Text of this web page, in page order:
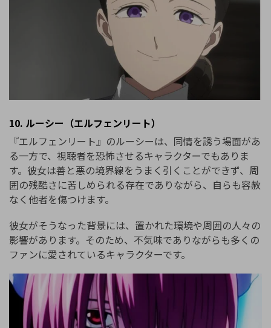
10. ルーシー（エルフェンリート）
『エルフェンリート』のルーシーは、同情を誘う場面があ
る一方で、視聴者を恐怖させるキャラクターでもありま
す。彼女は善と悪の境界線をうまく引くことができず、周
囲の残酷さに苦しめられる存在でありながら、自らも容赦
なく他者を傷つけます。
彼女がそうなった背景には、置かれた環境や周囲の人々の
影響があります。そのため、不気味でありながらも多くの
ファンに愛されているキャラクターです。